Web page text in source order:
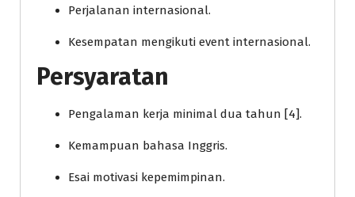
Perjalanan internasional.
Kesempatan mengikuti event internasional.
Persyaratan
Pengalaman kerja minimal dua tahun [4].
Kemampuan bahasa Inggris.
Esai motivasi kepemimpinan.